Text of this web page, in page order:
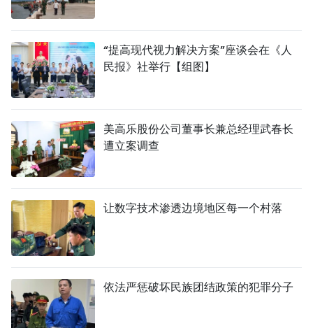
“提高现代视力解决方案”座谈会在《人
民报》社举行【组图】
美高乐股份公司董事长兼总经理武春长
遭立案调查
让数字技术渗透边境地区每一个村落
依法严惩破坏民族团结政策的犯罪分子